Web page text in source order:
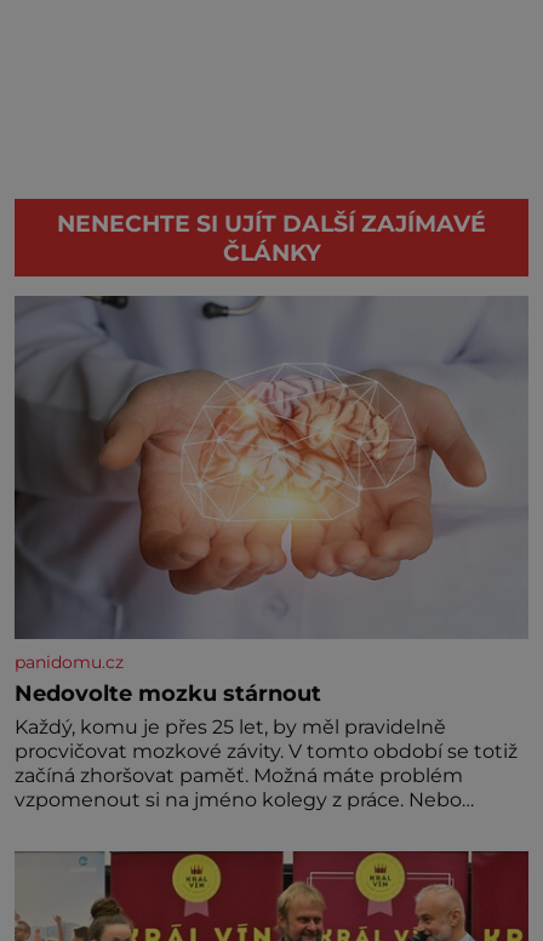
NENECHTE SI UJÍT DALŠÍ ZAJÍMAVÉ
ČLÁNKY
panidomu.cz
Nedovolte mozku stárnout
Každý, komu je přes 25 let, by měl pravidelně
procvičovat mozkové závity. V tomto období se totiž
začíná zhoršovat paměť. Možná máte problém
vzpomenout si na jméno kolegy z práce. Nebo
nedávno přečetli. Je to opravdu tak, s věkem jako
kdyby se paměť rozhodla stávkovat. Cvičte